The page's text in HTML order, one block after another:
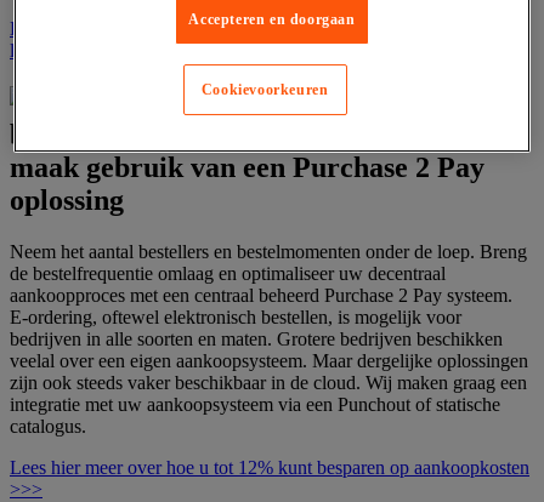
Lees hier meer over hoe u tot 25% kunt besparen op
leveranciersonderhoud >>>
breng de bestelfrequentie omlaag en
maak gebruik van een Purchase 2 Pay
oplossing
Neem het aantal bestellers en bestelmomenten onder de loep. Breng
de bestelfrequentie omlaag en optimaliseer uw decentraal
aankoopproces met een centraal beheerd Purchase 2 Pay systeem.
E-ordering, oftewel elektronisch bestellen, is mogelijk voor
bedrijven in alle soorten en maten. Grotere bedrijven beschikken
veelal over een eigen aankoopsysteem. Maar dergelijke oplossingen
zijn ook steeds vaker beschikbaar in de cloud. Wij maken graag een
integratie met uw aankoopsysteem via een Punchout of statische
catalogus.
Lees hier meer over hoe u tot 12% kunt besparen op aankoopkosten
>>>
Accepteren en doorgaan
Cookievoorkeuren